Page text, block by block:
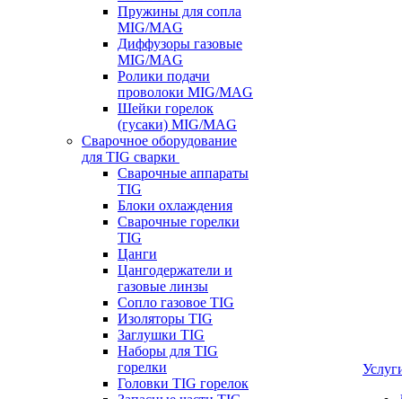
Пружины для сопла
MIG/MAG
Диффузоры газовые
MIG/MAG
Ролики подачи
проволоки MIG/MAG
Шейки горелок
(гусаки) MIG/MAG
Сварочное оборудование
для TIG сварки
Сварочные аппараты
TIG
Блоки охлаждения
Сварочные горелки
TIG
Цанги
Цангодержатели и
газовые линзы
Сопло газовое TIG
Изоляторы TIG
Заглушки TIG
Наборы для TIG
горелки
Головки TIG горелок